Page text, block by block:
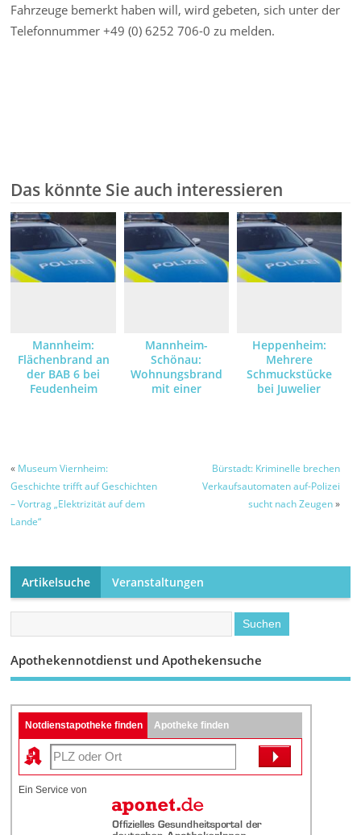
Fahrzeuge bemerkt haben will, wird gebeten, sich unter der
Telefonnummer +49 (0) 6252 706-0 zu melden.
Das könnte Sie auch interessieren
Mannheim:
Flächenbrand an
der BAB 6 bei
Feudenheim
Mannheim-
Schönau:
Wohnungsbrand
mit einer
Heppenheim:
Mehrere
Schmuckstücke
bei Juwelier
« Museum Viernheim:
Geschichte trifft auf Geschichten
– Vortrag „Elektrizität auf dem
Lande“
Bürstadt: Kriminelle brechen
Verkaufsautomaten auf-Polizei
sucht nach Zeugen»
Artikelsuche Veranstaltungen
Apothekennotdienst und Apothekensuche
Notdienstapotheke finden Apotheke finden
Ein Service von